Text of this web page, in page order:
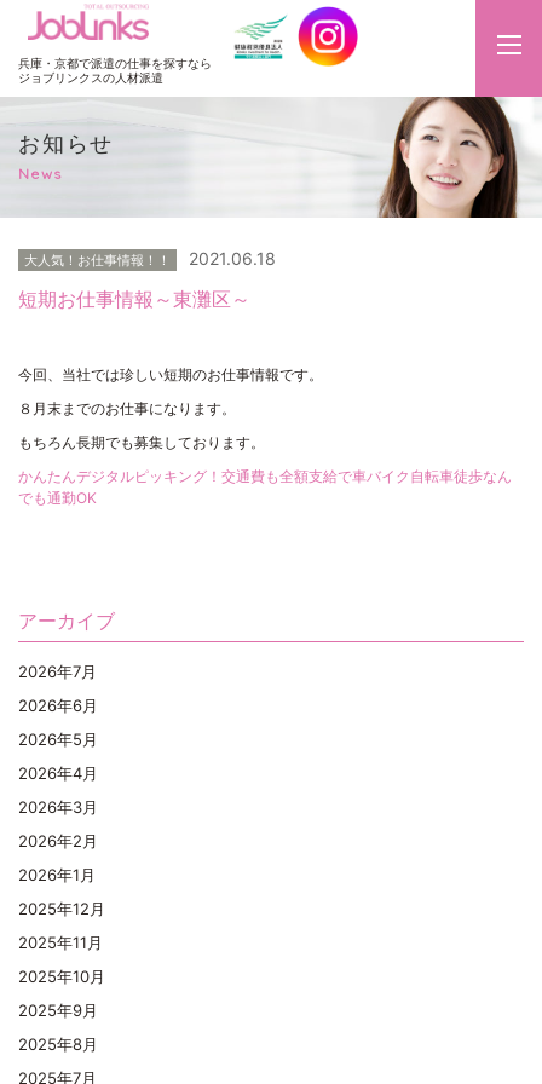
JobLinks
兵庫・京都で派遣の仕事を探すなら
ジョブリンクスの人材派遣
お知らせ
News
大人気！お仕事情報！！ 2021.06.18
短期お仕事情報～東灘区～
今回、当社では珍しい短期のお仕事情報です。
８月末までのお仕事になります。
もちろん長期でも募集しております。
かんたんデジタルピッキング！交通費も全額支給で車バイク自転車徒歩なん
でも通勤OK
アーカイブ
2026年7月
2026年6月
2026年5月
2026年4月
2026年3月
2026年2月
2026年1月
2025年12月
2025年11月
2025年10月
2025年9月
2025年8月
2025年7月